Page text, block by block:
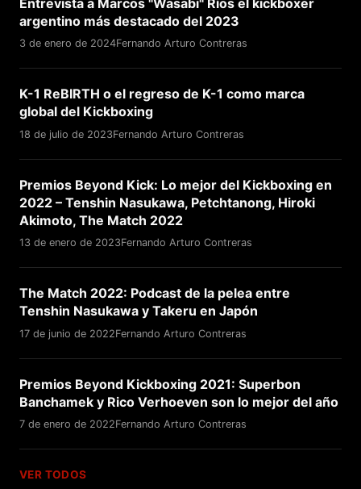
Entrevista a Marcos "Wasabi" Ríos el kickboxer
argentino más destacado del 2023
3 de enero de 2024Fernando Arturo Contreras
K-1 ReBIRTH o el regreso de K-1 como marca
global del Kickboxing
18 de julio de 2023Fernando Arturo Contreras
Premios Beyond Kick: Lo mejor del Kickboxing en
2022 – Tenshin Nasukawa, Petchtanong, Hiroki
Akimoto, The Match 2022
13 de enero de 2023Fernando Arturo Contreras
The Match 2022: Podcast de la pelea entre
Tenshin Nasukawa y Takeru en Japón
17 de junio de 2022Fernando Arturo Contreras
Premios Beyond Kickboxing 2021: Superbon
Banchamek y Rico Verhoeven son lo mejor del año
7 de enero de 2022Fernando Arturo Contreras
VER TODOS